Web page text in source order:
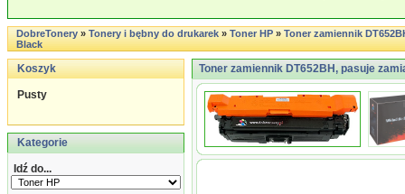
DobreTonery»Tonery i bębny do drukarek»Toner HP»Toner zamiennik
Black
Koszyk
Pusty
Kategorie
Idź do...
Toner zamiennik DT652BH, pasuje